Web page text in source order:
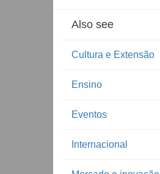
Also see
Cultura e Extensão
Ensino
Eventos
Internacional